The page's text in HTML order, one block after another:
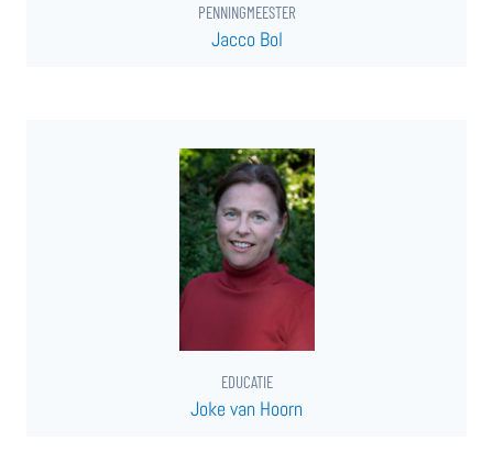
PENNINGMEESTER
Jacco Bol
EDUCATIE
Joke van Hoorn